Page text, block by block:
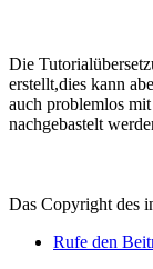
Die
erstellt,dies kann
auch problemlos
nachgebastelt
Das Copyright des
Rufe den